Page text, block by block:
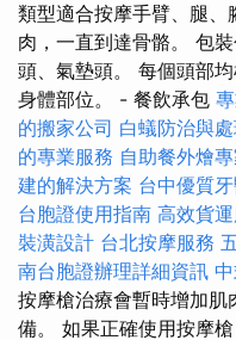
類型適合按摩手臂、腿
肉，一直到達骨骼。 包
頭、氣墊頭。 每個頭部
身體部位。 - 餐飲承包
的搬家公司 白蟻防治與
的專業服務 自助餐外燴
建的解決方案 台中優質
台胞證使用指南 高效貨
裝潢設計 台北按摩服務
南台胞證辦理詳細資訊
按摩槍治療會暫時增加
備。 如果正確使用按摩